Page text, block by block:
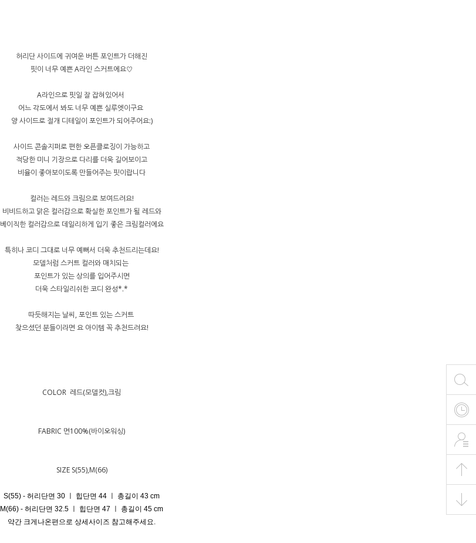
허리단 사이드에 귀여운 버튼 포인트가 더해진
핏이 너무 예쁜 A라인 스커트에요♡
A라인으로 핏일 잘 잡혀있어서
어느 각도에서 봐도 너무 예쁜 실루엣이구요
양 사이드로 절개 디테일이 포인트가 되어주어요:)
사이드 콘솔지퍼로 편한 오픈클로징이 가능하고
적당한 미니 기장으로 다리를 더욱 길어보이고
비율이 좋아보이도록 만들어주는 핏이랍니다
컬러는 레드와 크림으로 보여드려요!
비비드하고 맑은 컬러감으로 확실한 포인트가 될 레드와
베이직한 컬러감으로 데일리하게 입기 좋은 크림컬러에요
특히나 코디 그대로 너무 예뻐서 더욱 추천드리는데요!
모델처럼 스커트 컬러와 매치되는
포인트가 있는 상의를 입어주시면
더욱 스타일리쉬한 코디 완성*.*
따듯해지는 날씨, 포인트 있는 스커트
찾으셨던 분들이라면 요 아이템 꼭 추천드려요!
COLOR 레드(모델컷),크림
FABRIC 면100%(바이오워싱)
SIZE S(55),M(66)
S(55) - 허리단면 30 ㅣ 힙단면 44 ㅣ 총길이 43 cm
M(66) - 허리단면 32.5 ㅣ 힙단면 47 ㅣ 총길이 45 cm
약간 크게나온편으로 상세사이즈 참고해주세요.